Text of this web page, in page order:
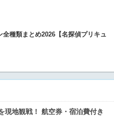
種類まとめ2026【名探偵プリキュ
現地観戦！ 航空券・宿泊費付き